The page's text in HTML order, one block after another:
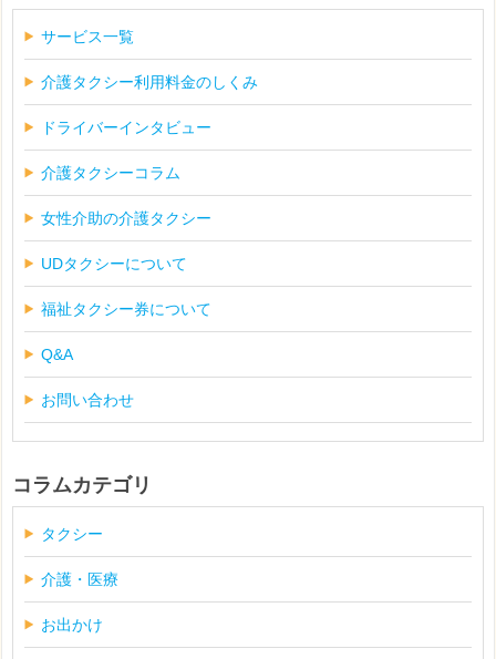
サービス一覧
介護タクシー利用料金のしくみ
ドライバーインタビュー
介護タクシーコラム
女性介助の介護タクシー
UDタクシーについて
福祉タクシー券について
Q&A
お問い合わせ
コラムカテゴリ
タクシー
介護・医療
お出かけ